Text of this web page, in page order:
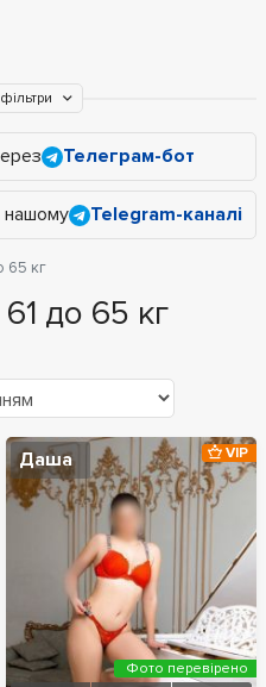
Телеграм-бот
нашому Telegram-каналі
65 кг
61 до 65 кг
Даша VIP
Фото перевірено